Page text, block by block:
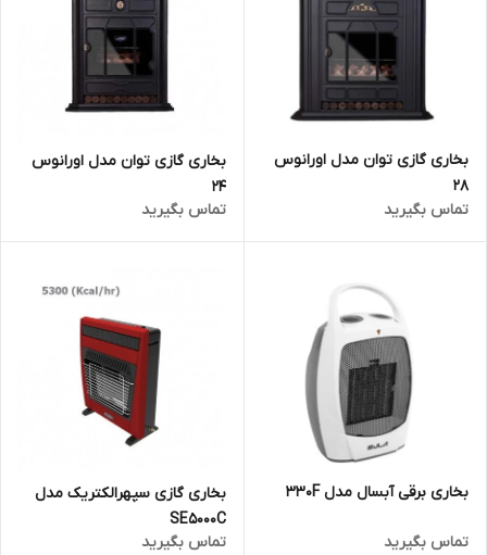
بخاری گازی توان مدل اورانوس
28
تماس بگیرید
بخاری گازی توان مدل اورانوس
24
تماس بگیرید
بخاری برقی آبسال مدل 330F
تماس بگیرید
بخاری گازی سپهرالکتریک مدل
SE5000C
تماس بگیرید